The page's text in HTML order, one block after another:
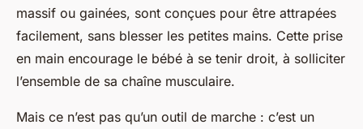
massif ou gainées, sont conçues pour être attrapées
facilement, sans blesser les petites mains. Cette prise
en main encourage le bébé à se tenir droit, à solliciter
l’ensemble de sa chaîne musculaire.
Mais ce n’est pas qu’un outil de marche : c’est un